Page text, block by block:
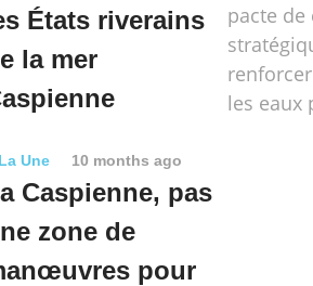
États riverains
la mer
pacte
les eaux
Une 10 months ago
Caspienne, pas
zone de
pour